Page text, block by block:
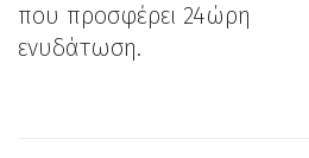
που προσφέρει 24ώρη
ενυδάτωση.